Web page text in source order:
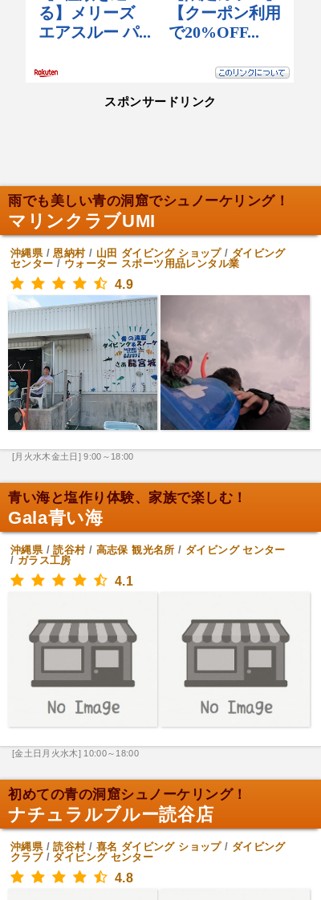
スポンサードリンク
雨でも美しい青の洞窟でシュノーケリング！
マリンクラブUMI
沖縄県/恩納村/ 山田 ダイビング ショップ/ ダイビング
センター / ウォーター スポーツ用品レンタル業
4.9
[月火水木金土日] 9:00～18:00
青い海と塩作り体験、家族で楽しむ！
Gala青い海
沖縄県/読谷村/ 高志保 観光名所 / ダイビング センター
/ ガラス工房
4.1
[金土日月火水木] 10:00～18:00
初めての青の洞窟シュノーケリング！
ナチュラルブルー読谷店
沖縄県/読谷村/ 喜名 ダイビング ショップ/ ダイビング
クラブ/ ダイビング センター
4.8